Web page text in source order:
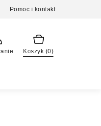
Pomoc i kontakt
Koszyk (0)